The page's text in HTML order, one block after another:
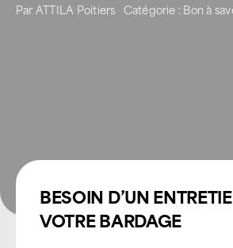
ParATTILA Poitiers Catégorie : Bon à
BESOIN D’UN
VOTRE BARDAGE